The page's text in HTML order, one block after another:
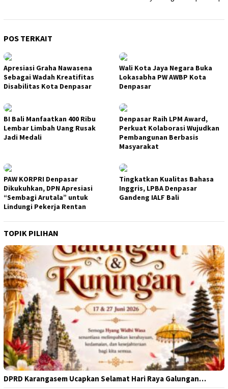
POS TERKAIT
Apresiasi Graha Nawasena
Sebagai Wadah Kreatifitas
Disabilitas Kota Denpasar
Wali Kota Jaya Negara Buka
Lokasabha PW AWBP Kota
Denpasar
BI Bali Manfaatkan 400 Ribu
Lembar Limbah Uang Rusak
Jadi Medali
Denpasar Raih LPM Award,
Perkuat Kolaborasi Wujudkan
Pembangunan Berbasis
Masyarakat
PAW KORPRI Denpasar
Dikukuhkan, DPN Apresiasi
“Sembagi Arutala” untuk
Lindungi Pekerja Rentan
Tingkatkan Kualitas Bahasa
Inggris, LPBA Denpasar
Gandeng IALF Bali
TOPIK PILIHAN
DPRD Karangasem Ucapkan Selamat Hari Raya Galungan…